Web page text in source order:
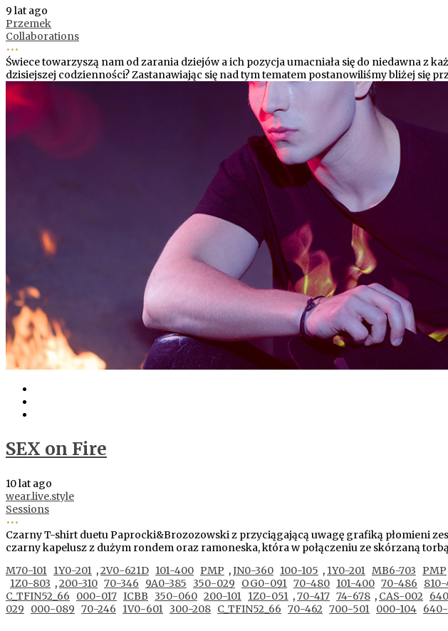
9 lat ago
Przemek
Collaborations
•••
Świece towarzyszą nam od zarania dziejów a ich pozycja umacniała się do niedawna z
dzisiejszej codzienności? Zastanawiając się nad tym tematem postanowiliśmy bliżej się
SEX on Fire
10 lat ago
wear.live.style
Sessions
•••
Czarny T-shirt duetu Paprocki&Brozozowski z przyciągającą uwagę grafiką płomieni
czarny kapelusz z dużym rondem oraz ramoneska, która w połączeniu ze skórzaną
M70-101 1Y0-201 ,2V0-621D 101-400 PMP ,JN0-360 100-105 , 1Y0-201 MB6-703 PMP
1Z0-803 ,200-310 70-346 9A0-385 350-029 OG0-091 70-480 101-400 70-486 810-
C_TFIN52_66
000-017 ICBB 350-060 200-101 1Z0-051 ,70-417 74-678 , CAS-002
029
000-089 70-246 1V0-601 300-208 C_TFIN52_66 70-462 700-501 000-104 640-